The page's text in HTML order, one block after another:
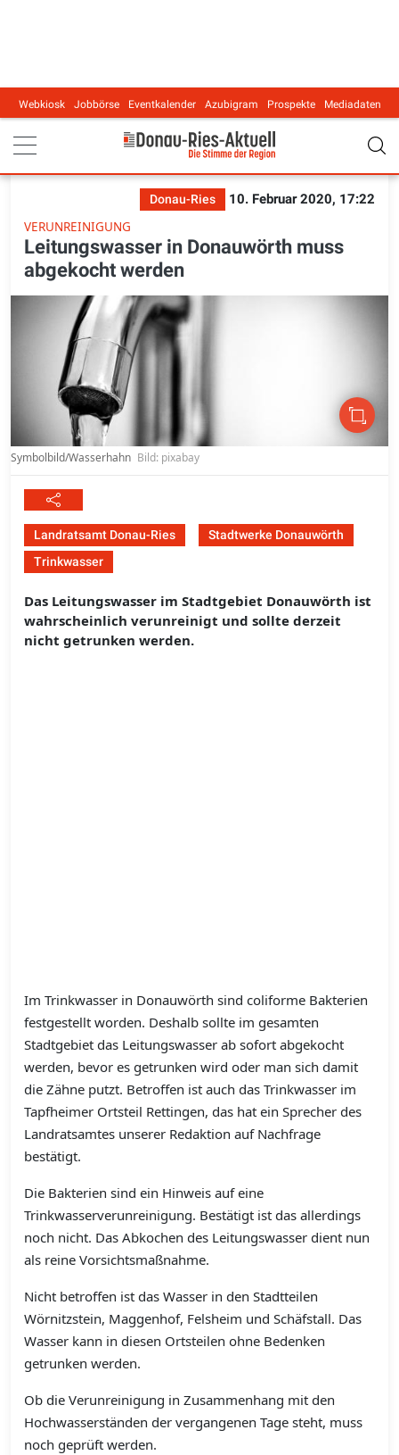
Main navigation
Webkiosk Jobbörse Eventkalender Azubigram Prospekte Mediadaten
Donau-Ries
10. Februar 2020, 17:22
VERUNREINIGUNG
Leitungswasser in Donauwörth muss
abgekocht werden
Symbolbild/Wasserhahn Bild: pixabay
Landratsamt Donau-Ries
Stadtwerke Donauwörth
Trinkwasser
Das Leitungswasser im Stadtgebiet Donauwörth ist
wahrscheinlich verunreinigt und sollte derzeit
nicht getrunken werden.
Im Trinkwasser in Donauwörth sind coliforme Bakterien
festgestellt worden. Deshalb sollte im gesamten
Stadtgebiet das Leitungswasser ab sofort abgekocht
werden, bevor es getrunken wird oder man sich damit
die Zähne putzt. Betroffen ist auch das Trinkwasser im
Tapfheimer Ortsteil Rettingen, das hat ein Sprecher des
Landratsamtes unserer Redaktion auf Nachfrage
bestätigt.
Die Bakterien sind ein Hinweis auf eine
Trinkwasserverunreinigung. Bestätigt ist das allerdings
noch nicht. Das Abkochen des Leitungswasser dient nun
als reine Vorsichtsmaßnahme.
Nicht betroffen ist das Wasser in den Stadtteilen
Wörnitzstein, Maggenhof, Felsheim und Schäfstall. Das
Wasser kann in diesen Ortsteilen ohne Bedenken
getrunken werden.
Ob die Verunreinigung in Zusammenhang mit den
Hochwasserständen der vergangenen Tage steht, muss
noch geprüft werden.